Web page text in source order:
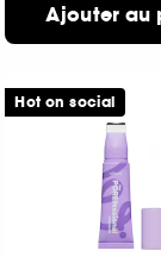
Ajouter au
Hot on social